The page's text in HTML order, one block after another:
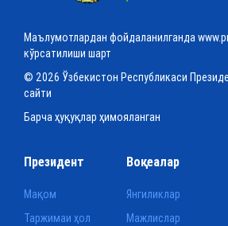
Маълумотлардан фойдаланилганда
кўрсатилиши шарт
© 2026 Ўзбекистон Республикаси
сайти
Барча ҳуқуқлар ҳимояланган
Президент
Мақом
Таржимаи ҳол
Воқеалар
Янгиликлар
Мажлислар